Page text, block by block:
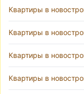
Квартиры в
Квартиры в
Квартиры в
Квартиры в